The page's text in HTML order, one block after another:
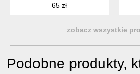
65 zł
zobacz wszystkie
Podobne produkty,